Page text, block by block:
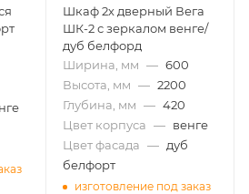
Шкаф 2х дверный Вега
ШК-2 с зеркалом венге/
дуб белфорд
Ширина, мм — 600
Высота, мм — 2200
Глубина, мм — 420
Цвет корпуса — венге
Цвет фасада — дуб
белфорт
изготовление под заказ